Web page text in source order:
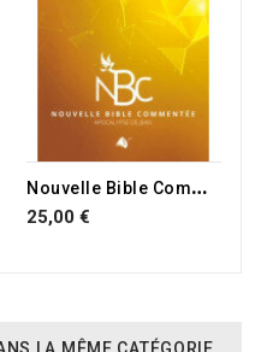
N
ouvelle Bible Commentée : l'Apocalypse
25,00 €